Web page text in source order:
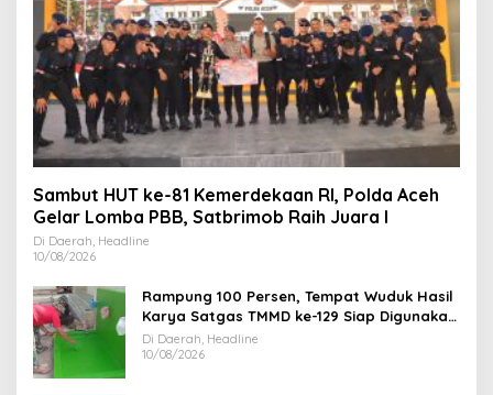
Sambut HUT ke-81 Kemerdekaan RI, Polda Aceh
Gelar Lomba PBB, Satbrimob Raih Juara I
Di Daerah, Headline
10/08/2026
Rampung 100 Persen, Tempat Wuduk Hasil
Karya Satgas TMMD ke-129 Siap Digunakan
Warga
Di Daerah, Headline
10/08/2026